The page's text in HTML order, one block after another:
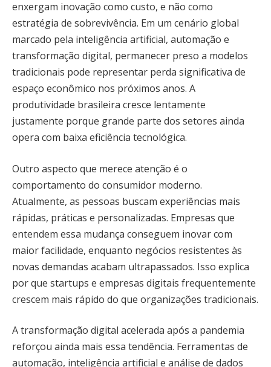
enxergam inovação como custo, e não como
estratégia de sobrevivência. Em um cenário global
marcado pela inteligência artificial, automação e
transformação digital, permanecer preso a modelos
tradicionais pode representar perda significativa de
espaço econômico nos próximos anos. A
produtividade brasileira cresce lentamente
justamente porque grande parte dos setores ainda
opera com baixa eficiência tecnológica.
Outro aspecto que merece atenção é o
comportamento do consumidor moderno.
Atualmente, as pessoas buscam experiências mais
rápidas, práticas e personalizadas. Empresas que
entendem essa mudança conseguem inovar com
maior facilidade, enquanto negócios resistentes às
novas demandas acabam ultrapassados. Isso explica
por que startups e empresas digitais frequentemente
crescem mais rápido do que organizações tradicionais.
A transformação digital acelerada após a pandemia
reforçou ainda mais essa tendência. Ferramentas de
automação, inteligência artificial e análise de dados